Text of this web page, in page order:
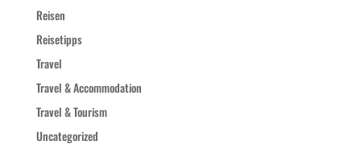
Reisen
Reisetipps
Travel
Travel & Accommodation
Travel & Tourism
Uncategorized